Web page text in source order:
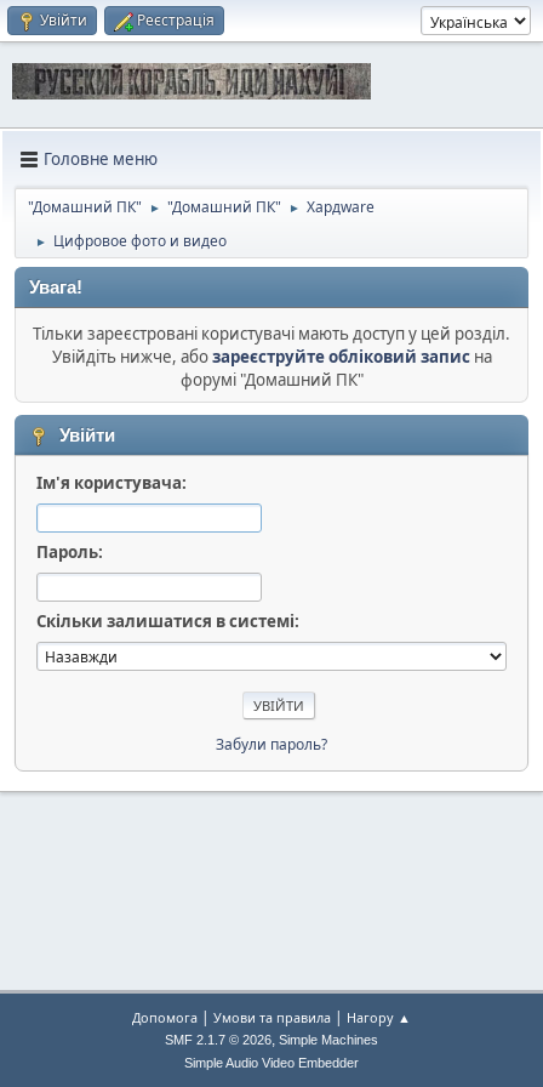
Увійти Реєстрація
Головне меню
"Домашний ПК" ► "Домашний ПК" ► Хардware
► Цифровое фото и видео
Увага!
Тільки зареєстровані користувачі мають доступ у цей розділ.
Увійдіть нижче, абозареєструйте обліковий записна
форумі "Домашний ПК"
Увійти
Ім'я користувача:
Пароль:
Скільки залишатися в системі:
Забули пароль?
Допомога | Умови та правила | Нагору ▲
SMF 2.1.7 © 2026, Simple Machines
Simple Audio Video Embedder